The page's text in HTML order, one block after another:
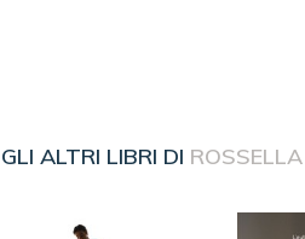
GLI ALTRI LIBRI DI